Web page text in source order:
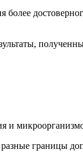
и
границы